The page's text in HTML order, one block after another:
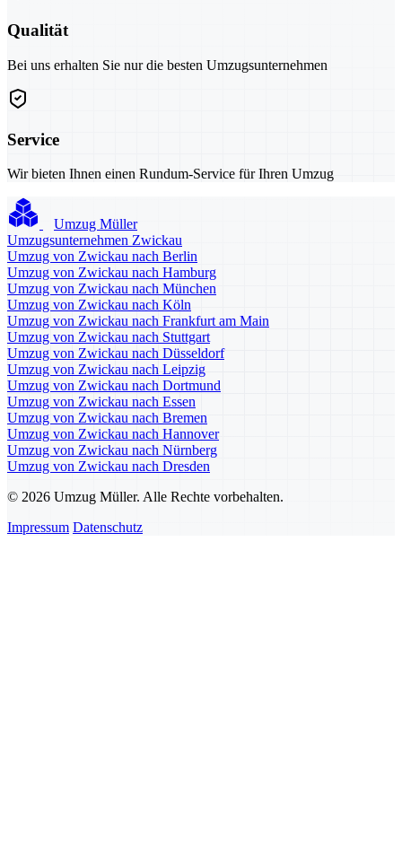
Qualität
Bei uns erhalten Sie nur die besten Umzugsunternehmen
Service
Wir bieten Ihnen einen Rundum-Service für Ihren Umzug
Umzug Müller
Umzugsunternehmen Zwickau
Umzug von Zwickau nach Berlin
Umzug von Zwickau nach Hamburg
Umzug von Zwickau nach München
Umzug von Zwickau nach Köln
Umzug von Zwickau nach Frankfurt am Main
Umzug von Zwickau nach Stuttgart
Umzug von Zwickau nach Düsseldorf
Umzug von Zwickau nach Leipzig
Umzug von Zwickau nach Dortmund
Umzug von Zwickau nach Essen
Umzug von Zwickau nach Bremen
Umzug von Zwickau nach Hannover
Umzug von Zwickau nach Nürnberg
Umzug von Zwickau nach Dresden
© 2026 Umzug Müller. Alle Rechte vorbehalten.
Impressum Datenschutz